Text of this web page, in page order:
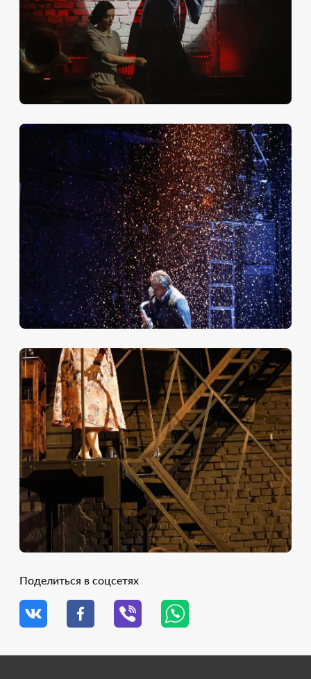
Поделиться в соцсетях